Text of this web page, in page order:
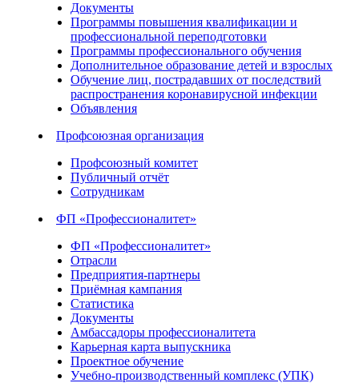
Документы
Программы повышения квалификации и
профессиональной переподготовки
Программы профессионального обучения
Дополнительное образование детей и взрослых
Обучение лиц, пострадавших от последствий
распространения коронавирусной инфекции
Объявления
Профсоюзная организация
Профсоюзный комитет
Публичный отчёт
Сотрудникам
ФП «Профессионалитет»
ФП «Профессионалитет»
Отрасли
Предприятия-партнеры
Приёмная кампания
Статистика
Документы
Амбассадоры профессионалитета
Карьерная карта выпускника
Проектное обучение
Учебно-производственный комплекс (УПК)